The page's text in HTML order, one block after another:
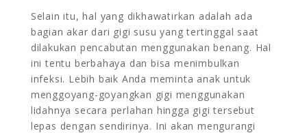
Selain itu, hal yang dikhawatirkan adalah ada
bagian akar dari gigi susu yang tertinggal saat
dilakukan pencabutan menggunakan benang. Hal
ini tentu berbahaya dan bisa menimbulkan
infeksi. Lebih baik Anda meminta anak untuk
menggoyang-goyangkan gigi menggunakan
lidahnya secara perlahan hingga gigi tersebut
lepas dengan sendirinya. Ini akan mengurangi